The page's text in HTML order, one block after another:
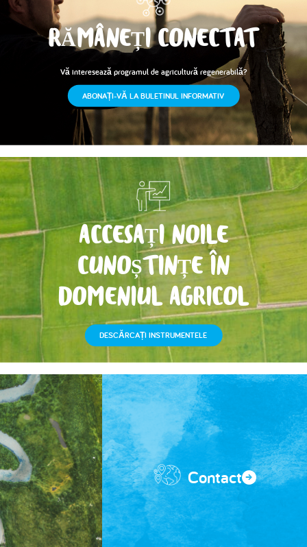
RĂMÂNEȚI CONECTAT
Vă interesează programul de agricultură regenerabilă?
ABONAȚI-VĂ LA BULETINUL INFORMATIV
ACCESAȚI NOILE
CUNOȘTINȚE ÎN
DOMENIUL AGRICOL
DESCĂRCAȚI INSTRUMENTELE
Contact